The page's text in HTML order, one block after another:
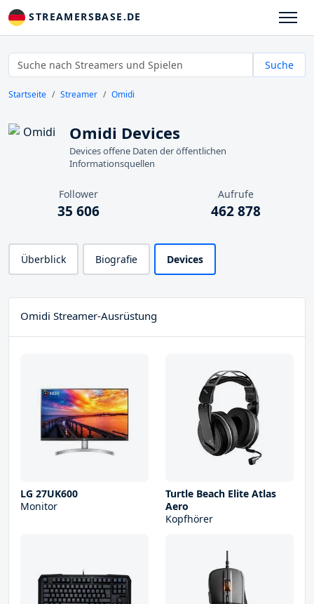
STREAMERSBASE.DE
Suche
Startseite Streamer Omidi
Omidi Devices
Devices offene Daten der öffentlichen
Informationsquellen
Follower
35 606
Aufrufe
462 878
Überblick Biografie Devices
Omidi Streamer-Ausrüstung
LG 27UK600
Monitor
Turtle Beach Elite Atlas
Aero
Kopfhörer